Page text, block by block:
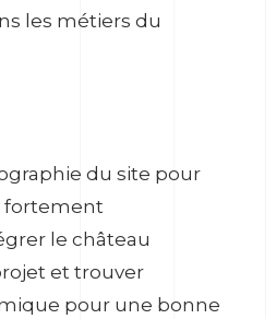
les métiers du
du site pour
fortement
le château
et trouver
pour une bonne